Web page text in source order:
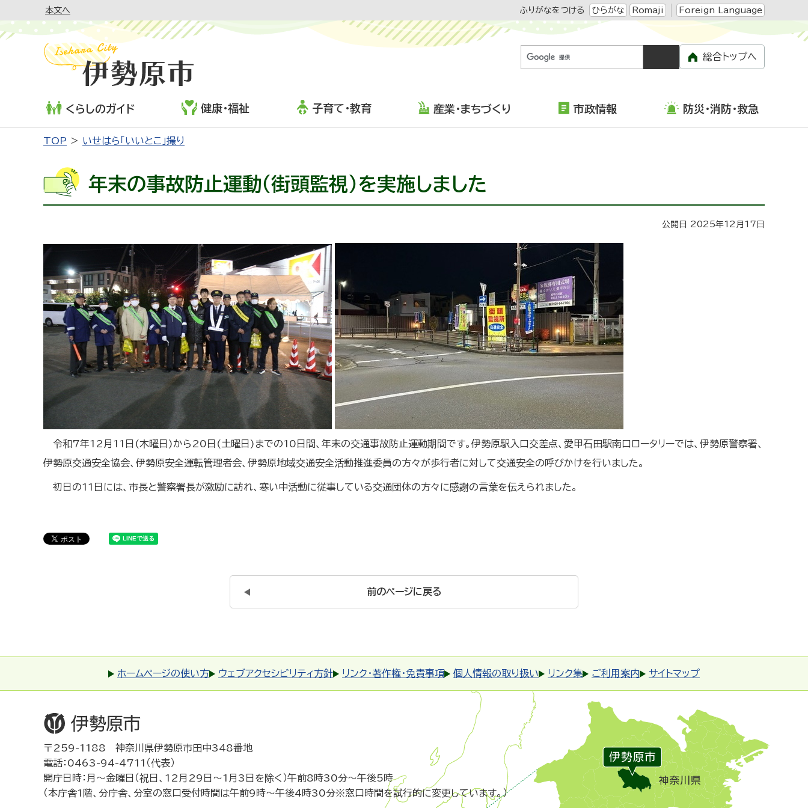
本文へ ふりがなをつける ひらがな Romaji Foreign Language
総合トップへ
くらしのガイド 健康・福祉 子育て・教育 産業・まちづくり 市政情報 防災・消防・救急
TOP いせはら「いいとこ」撮り
年末の事故防止運動（街頭監視）を実施しました
公開日 2025年12月17日
令和7年12月11日(木曜日)から20日(土曜日)までの10日間、年末の交通事故防止運動期間です。伊勢原駅入口交差点、愛甲石田駅南口ロータリーでは、伊勢原警察署、
伊勢原交通安全協会、伊勢原安全運転管理者会、伊勢原地域交通安全活動推進委員の方々が歩行者に対して交通安全の呼びかけを行いました。
初日の11日には、市長と警察署長が激励に訪れ、寒い中活動に従事している交通団体の方々に感謝の言葉を伝えられました。
前のページに戻る
ホームページの使い方 ウェブアクセシビリティ方針 リンク・著作権・免責事項 個人情報の取り扱い リンク集 ご利用案内 サイトマップ
〒259-1188 神奈川県伊勢原市田中348番地
電話：0463-94-4711（代表）
開庁日時：月～金曜日（祝日、12月29日～1月3日を除く）午前8時30分～午後5時
（本庁舎1階、分庁舎、分室の窓口受付時間は午前9時～午後4時30分※窓口時間を試行的に変更しています。）